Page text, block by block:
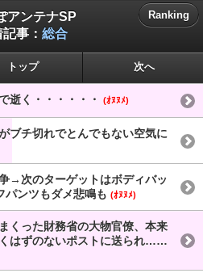
アンテナSP
事： 総合
Ranking
トップ 次へ
逝く・・・・・・ (ｵﾇﾇﾒ)
ブチ切れでとんでもない空気に
→次のターゲットはボディバッ
パンツもダメ悲鳴も (ｵﾇﾇﾒ)
くった財務省の大物官僚、本来
はずのないポストに送られ……